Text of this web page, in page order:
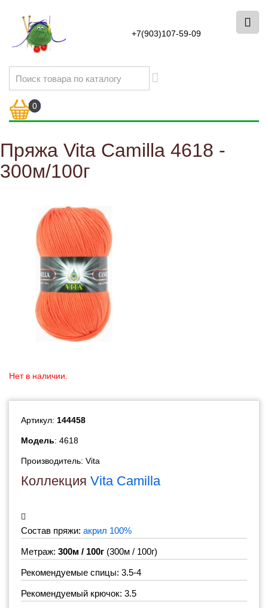
+7(903)107-59-09
0
Пряжа Vita Camilla 4618 -
300м/100г
Нет в наличии.
Артикул: 144458
Модель: 4618
Производитель: Vita
Коллекция Vita Camilla
Состав пряжи: акрил 100%
Метраж: 300м / 100г (300м / 100г)
Рекомендуемые спицы: 3.5-4
Рекомендуемый крючок: 3.5